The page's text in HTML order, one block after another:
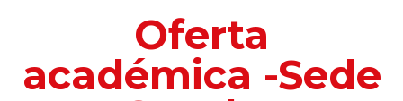
Oferta
académica -Sede